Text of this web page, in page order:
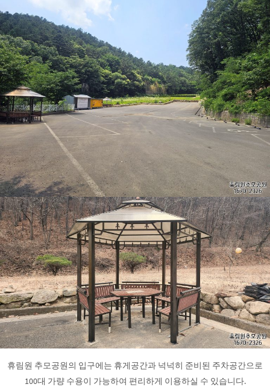
휴림원 추모공원의 입구에는 휴게공간과 넉넉히 준비된 주차공간으로
100대 가량 수용이 가능하여 편리하게 이용하실 수 있습니다.